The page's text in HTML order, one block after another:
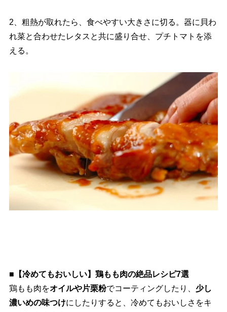
2、粗熱が取れたら、食べやすい大きさに切る。器に貝わ
れ菜と合わせたレタスと共に盛り合せ、プチトマトを添
える。
■【冷めてもおいしい】鶏もも肉の絶品レシピ7選
鶏もも肉をオイルや片栗粉でコーティングしたり、 少し
濃いめの味つけにしたりすると、冷めてもおいしさをキ